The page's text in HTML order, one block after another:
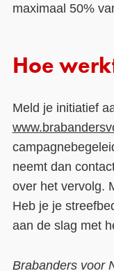
maximaal 50%
Hoe
Meld je initiatief
neemt dan
over het vervolg.
Heb je je
aan de slag met
Brabanders voor